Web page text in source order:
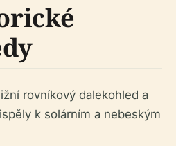
rovníkový dalekohled a
k solárním a nebeským